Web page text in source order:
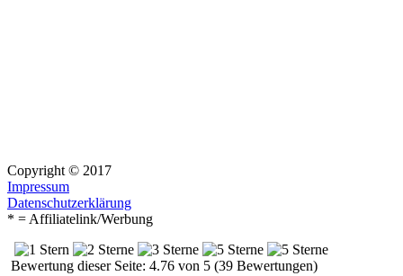
Copyright © 2017
Impressum
Datenschutzerklärung
* = Affiliatelink/Werbung
Bewertung dieser Seite: 4.76 von 5 (39 Bewertungen)